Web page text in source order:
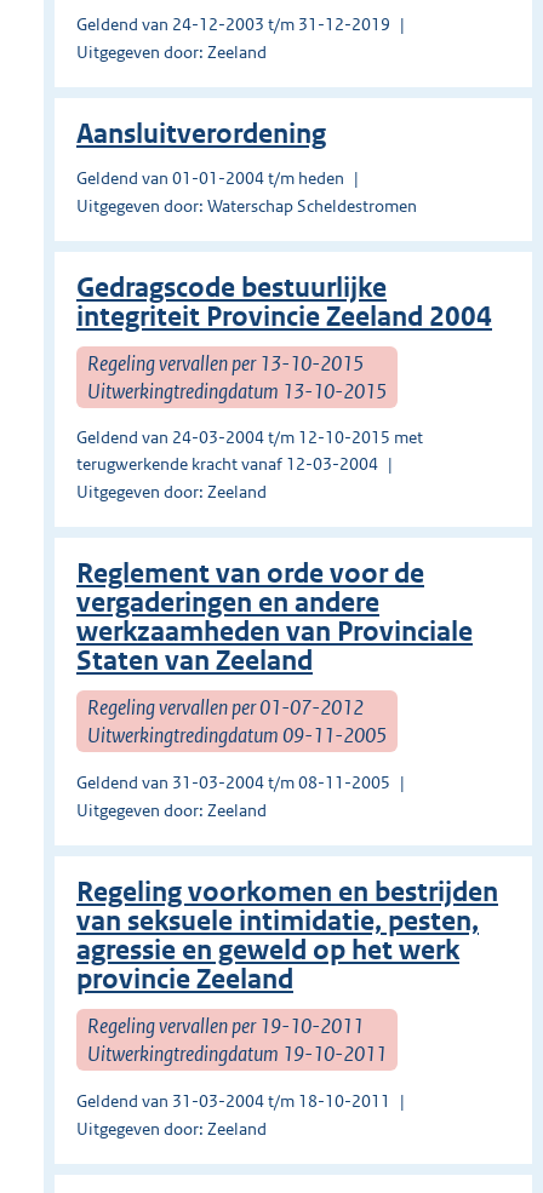
Geldend van 24-12-2003 t/m 31-12-2019
Uitgegeven door: Zeeland
Aansluitverordening
Geldend van 01-01-2004 t/m heden
Uitgegeven door: Waterschap Scheldestromen
Gedragscode bestuurlijke
integriteit Provincie Zeeland 2004
Regeling vervallen per 13-10-2015
Uitwerkingtredingdatum 13-10-2015
Geldend van 24-03-2004 t/m 12-10-2015 met
terugwerkende kracht vanaf 12-03-2004
Uitgegeven door: Zeeland
Reglement van orde voor de
vergaderingen en andere
werkzaamheden van Provinciale
Staten van Zeeland
Regeling vervallen per 01-07-2012
Uitwerkingtredingdatum 09-11-2005
Geldend van 31-03-2004 t/m 08-11-2005
Uitgegeven door: Zeeland
Regeling voorkomen en bestrijden
van seksuele intimidatie, pesten,
agressie en geweld op het werk
provincie Zeeland
Regeling vervallen per 19-10-2011
Uitwerkingtredingdatum 19-10-2011
Geldend van 31-03-2004 t/m 18-10-2011
Uitgegeven door: Zeeland